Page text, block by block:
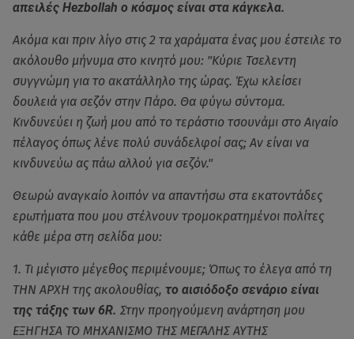
απειλές Hezbollah ο κόσμος είναι στα κάγκελα.
Ακόμα και πριν λίγο στις 2 τα χαράματα ένας μου έστειλε το
ακόλουθο μήνυμα στο κινητό μου: "Κύριε Τσελεντη
συγγνώμη για το ακατάλληλο της ώρας. Έχω κλείσει
δουλειά για σεζόν στην Πάρο. Θα φύγω σύντομα.
Κινδυνεύει η ζωή μου από το τεράστιο τσουνάμι στο Αιγαίο
πέλαγος όπως λένε πολύ συνάδελφοί σας; Αν είναι να
κινδυνεύω ας πάω αλλού για σεζόν."
Θεωρώ αναγκαίο λοιπόν να απαντήσω στα εκατοντάδες
ερωτήματα που μου στέλνουν τρομοκρατημένοι πολίτες
κάθε μέρα στη σελίδα μου:
1. Τι μέγιστο μέγεθος περιμένουμε; Όπως το έλεγα από τη
ΤΗΝ ΑΡΧΗ της ακολουθίας, το αισιόδοξο σενάριο είναι
της τάξης των 6R. Στην προηγούμενη ανάρτηση μου
ΕΞΗΓΗΣΑ ΤΟ ΜΗΧΑΝΙΣΜΟ ΤΗΣ ΜΕΓΑΛΗΣ ΑΥΤΗΣ